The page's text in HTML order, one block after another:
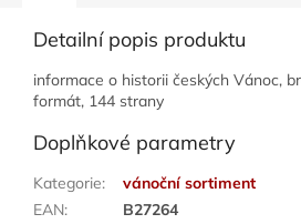
Detailní popis produktu
informace o historii českých Vánoc,
formát, 144 strany
Doplňkové parametry
Kategorie:
vánoční sortiment
EAN:
B27264